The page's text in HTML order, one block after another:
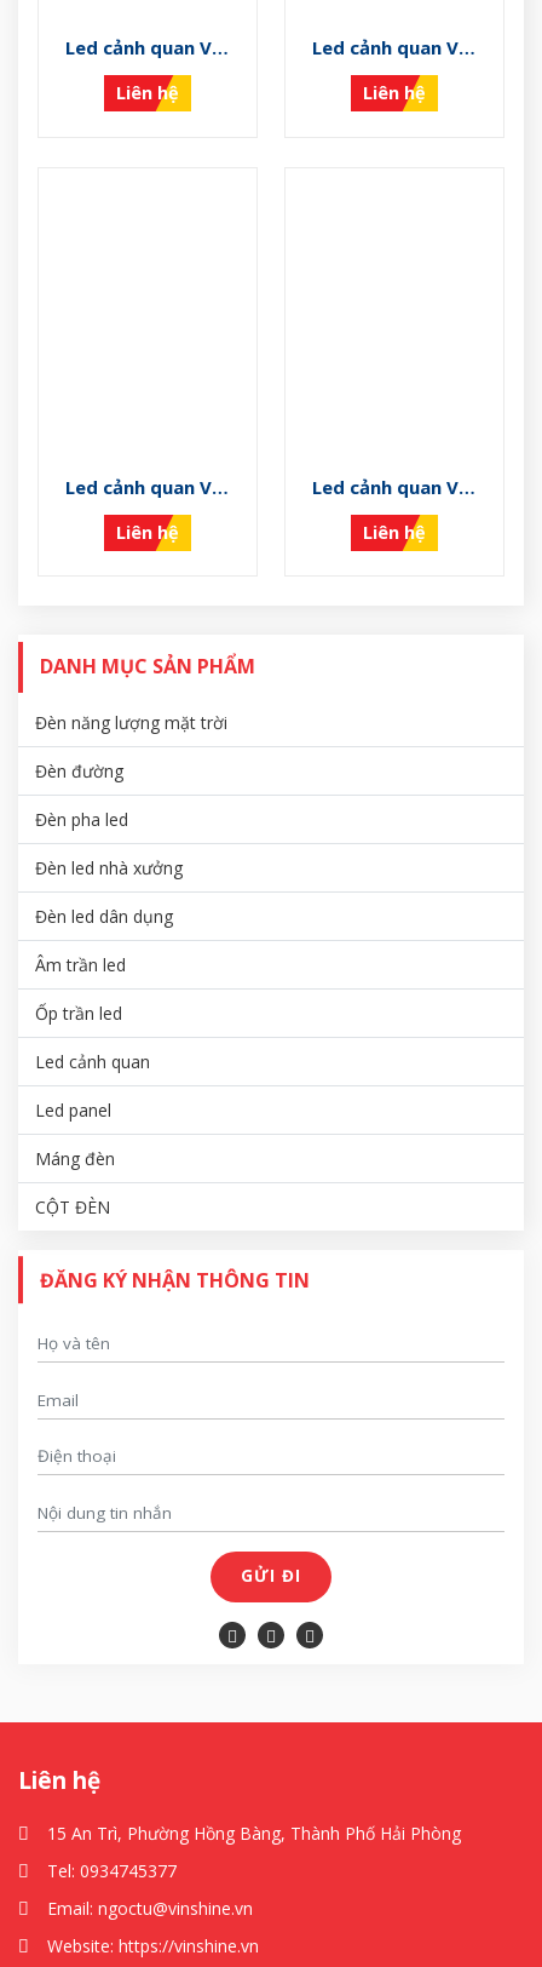
Led cảnh quan VS-
CQ-HZ
Liên hệ
Led cảnh quan VS-
CQ-HY
Liên hệ
Led cảnh quan VS-
CQ-HX
Liên hệ
Led cảnh quan VS-
CQ-HV
Liên hệ
DANH MỤC SẢN PHẨM
Đèn năng lượng mặt trời
Đèn đường
Đèn pha led
Đèn led nhà xưởng
Đèn led dân dụng
Âm trần led
Ốp trần led
Led cảnh quan
Led panel
Máng đèn
CỘT ĐÈN
ĐĂNG KÝ NHẬN THÔNG TIN
GỬI ĐI
Liên hệ
15 An Trì, Phường Hồng Bàng, Thành Phố Hải Phòng
Tel: 0934745377
Email: ngoctu@vinshine.vn
Website: https://vinshine.vn